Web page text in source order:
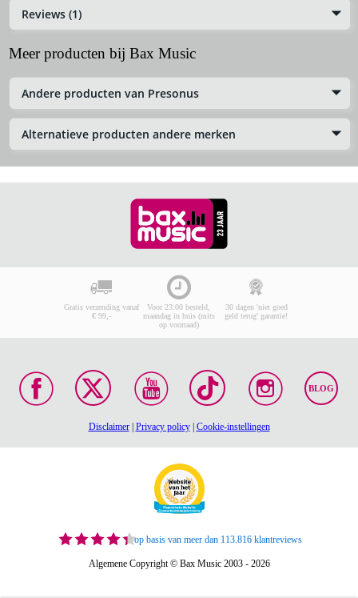
Reviews (1)
Meer producten bij Bax Music
Andere producten van Presonus
Alternatieve producten andere merken
Gratis verzending vanaf
€ 99,-
Voor 23:00 besteld,
maandag in huis (mits
op voorraad)
30 dagen 'niet goed
geld terug' garantie!
BLOG
Disclaimer| Privacy policy| Cookie-instellingen
op basis van meer dan 113.816 klantreviews
Algemene Copyright © Bax Music 2003 - 2026